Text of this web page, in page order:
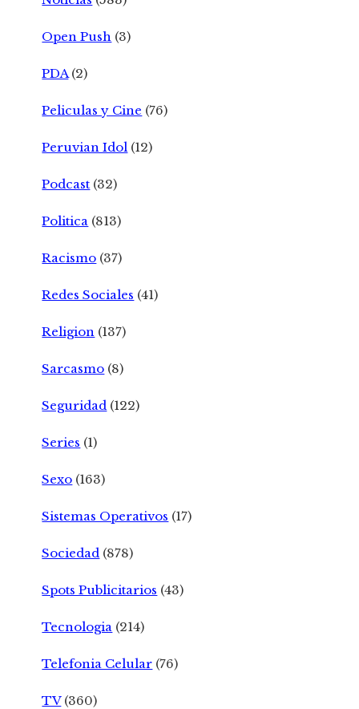
Open Push (3)
PDA(2)
Peliculas y Cine (76)
Peruvian Idol (12)
Podcast (32)
Politica (813)
Racismo (37)
Redes Sociales (41)
Religion (137)
Sarcasmo (8)
Seguridad (122)
Series (1)
Sexo (163)
Sistemas Operativos (17)
Sociedad (878)
Spots Publicitarios (43)
Tecnologia (214)
Telefonia Celular (76)
TV(360)